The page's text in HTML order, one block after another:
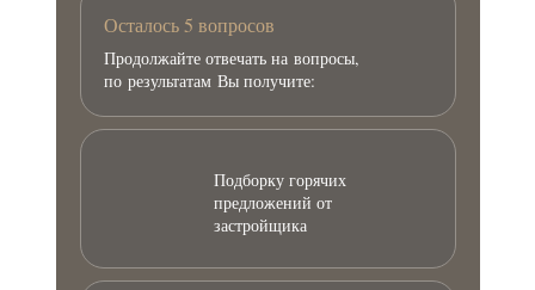
Осталось 5 вопросов
Продолжайте отвечать на вопросы,
по результатам Вы получите:
Подборку горячих
предложений от
застройщика